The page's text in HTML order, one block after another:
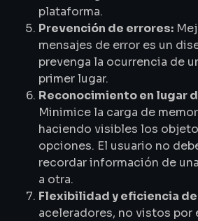
plataforma.
Prevención de errores:
mensajes de error es un
prevenga la ocurrencia de
primer lugar.
Reconocimiento en lugar
Minimice la carga de
haciendo visibles los
opciones. El usuario no
recordar información de
a otra.
Flexibilidad y eficiencia de
aceleradores, no vistos por